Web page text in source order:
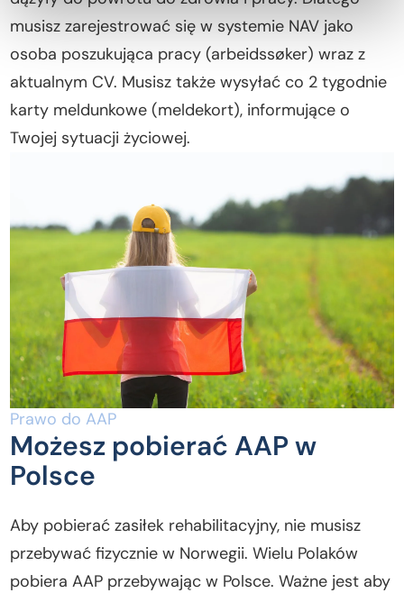
musisz zarejestrować się w systemie NAV jako
osoba poszukująca pracy (arbeidssøker) wraz z
aktualnym CV. Musisz także wysyłać co 2 tygodnie
karty meldunkowe (meldekort), informujące o
Twojej sytuacji życiowej.
Prawo do AAP
Możesz pobierać AAP w
Polsce
Aby pobierać zasiłek rehabilitacyjny, nie musisz
przebywać fizycznie w Norwegii. Wielu Polaków
pobiera AAP przebywając w Polsce. Ważne jest aby